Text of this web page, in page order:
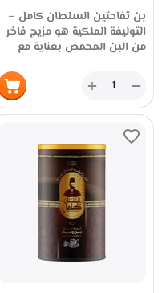
بن تفاحتين السلطان كامل –
التوليفة الملكية هو مزيج فاخر
من البن المحمص بعناية مع
تجربة قهوة عطرية بطابع
شرقي فريد. يتميز بتوازن مثالي
بين النكهة القوية واللمسة
لمحبي القهوة بالنكهات. يُعبأ
المنتج في عبوة وزنها 200
جرام، ويُقدم عبر منصة سوق
بلس بسعر الجملة، جملة الجملة
مباشرة من المصنع، مع ضمان
الجودة والثبات في الطعم،
وخدمة توريد احترافية للتجار
+ −